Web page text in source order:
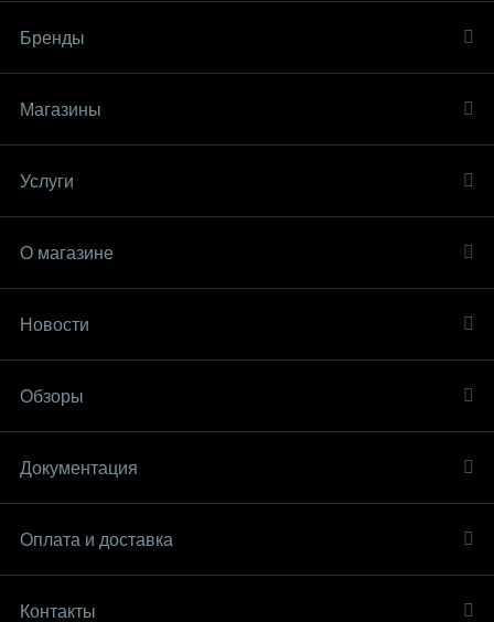
Бренды
Магазины
Услуги
О магазине
Новости
Обзоры
Документация
Оплата и доставка
Контакты